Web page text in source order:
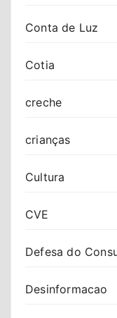
Conta de Luz
Cotia
creche
crianças
Cultura
CVE
Defesa do
Desinformacao